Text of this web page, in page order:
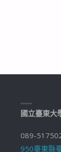
國立臺東大
089-
950臺東縣